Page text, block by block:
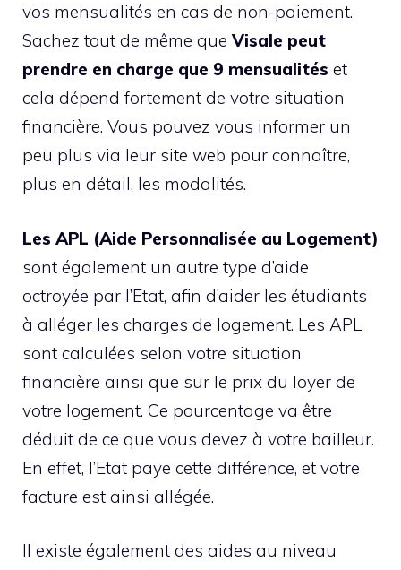
vos mensualités en cas de non-paiement.
Sachez tout de même que Visale peut
prendre en charge que 9 mensualités et
cela dépend fortement de votre situation
financière. Vous pouvez vous informer un
peu plus via leur site web pour connaître,
plus en détail, les modalités.
Les APL (Aide Personnalisée au Logement)
sont également un autre type d’aide
octroyée par l’Etat, afin d’aider les étudiants
à alléger les charges de logement. Les APL
sont calculées selon votre situation
financière ainsi que sur le prix du loyer de
votre logement. Ce pourcentage va être
déduit de ce que vous devez à votre bailleur.
En effet, l’Etat paye cette différence, et votre
facture est ainsi allégée.
Il existe également des aides au niveau